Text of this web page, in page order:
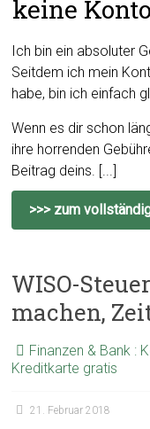
keine
Ich bin ein absoluter
Seitdem ich mein
habe, bin ich einfach
Wenn es dir schon
ihre horrenden
Beitrag deins. [...]
>>> zum
WISO-
machen,
Finanzen & Bank :
Kreditkarte gratis
21. Februar 2018